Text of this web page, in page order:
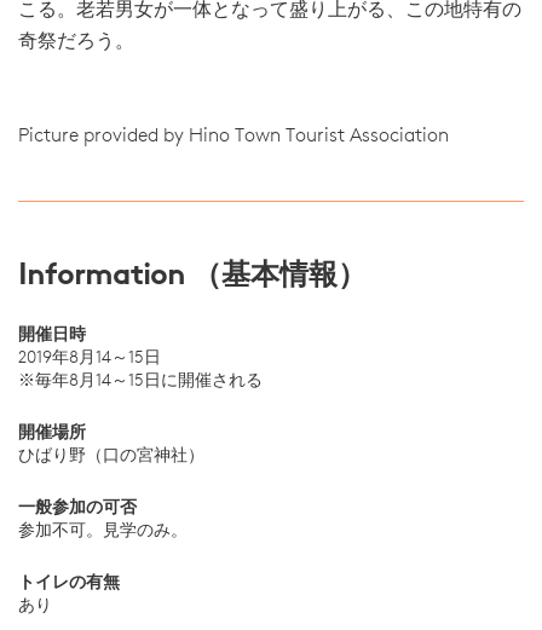
こる。老若男女が一体となって盛り上がる、この地特有の
奇祭だろう。
Picture provided by Hino Town Tourist Association
Information （基本情報）
開催日時
2019年8月14～15日
※毎年8月14～15日に開催される
開催場所
ひばり野（口の宮神社）
一般参加の可否
参加不可。見学のみ。
トイレの有無
あり